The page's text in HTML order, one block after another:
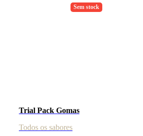
Sem stock
Trial Pack Gomas
Todos os sabores